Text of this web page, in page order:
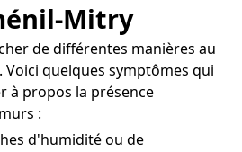
Mitry
de différentes manières au
quelques symptômes qui
à propos la présence
:
d'humidité ou de